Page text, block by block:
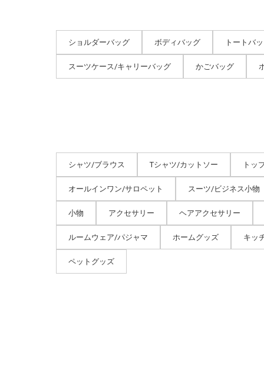
ショルダーバッグ ボディバッグ トートバ
スーツケース/キャリーバッグ かごバッグ
シャツ/ブラウス Tシャツ/カットソー トッ
オールインワン/サロペット スーツ/ビジネス小物
小物 アクセサリー ヘアアクセサリー
ルームウェア/パジャマ ホームグッズ キッ
ペットグッズ